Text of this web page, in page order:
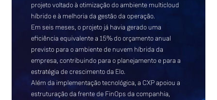
para modernizar processos e melhorar a operação da
empresa.
Além da mudança de infraestrutura, o projeto ajudou
a automatizar atividades que antes eram feitas de
forma mais manual, principalmente no tratamento e
processamento de grandes volumes de dados
financeiros utilizados diariamente pela companhia.
A atuação da CXP envolveu desde o mapeamento do
ambiente até a implementação da nova estrutura,